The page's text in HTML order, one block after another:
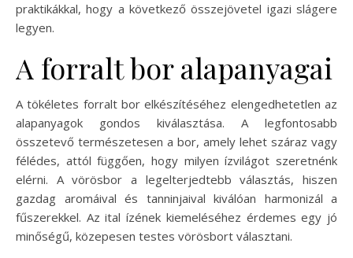
praktikákkal, hogy a következő összejövetel igazi slágere
legyen.
A forralt bor alapanyagai
A tökéletes forralt bor elkészítéséhez elengedhetetlen az
alapanyagok gondos kiválasztása. A legfontosabb
összetevő természetesen a bor, amely lehet száraz vagy
félédes, attól függően, hogy milyen ízvilágot szeretnénk
elérni. A vörösbor a legelterjedtebb választás, hiszen
gazdag aromáival és tanninjaival kiválóan harmonizál a
fűszerekkel. Az ital ízének kiemeléséhez érdemes egy jó
minőségű, közepesen testes vörösbort választani.